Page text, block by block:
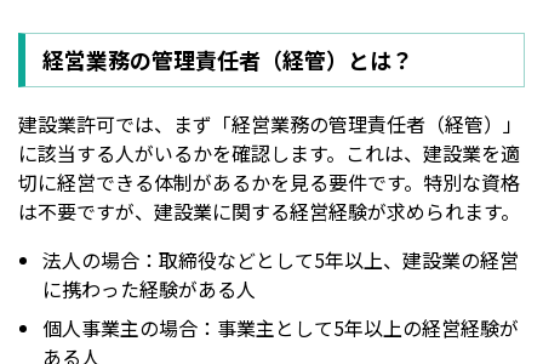
経営業務の管理責任者（経管）とは？
建設業許可では、まず「経営業務の管理責任者（経管）」
に該当する人がいるかを確認します。これは、建設業を適
切に経営できる体制があるかを見る要件です。特別な資格
は不要ですが、建設業に関する経営経験が求められます。
法人の場合：取締役などとして5年以上、建設業の経営
に携わった経験がある人
個人事業主の場合：事業主として5年以上の経営経験が
ある人